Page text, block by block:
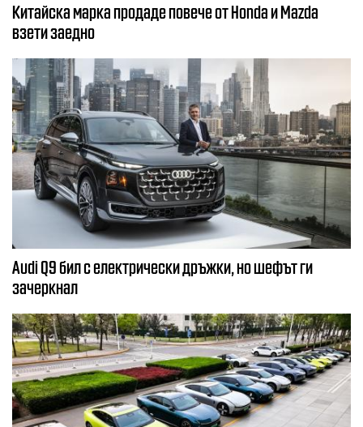
Китайска марка продаде повече от Honda и Mazda
взети заедно
Audi Q9 бил с електрически дръжки, но шефът ги
зачеркнал